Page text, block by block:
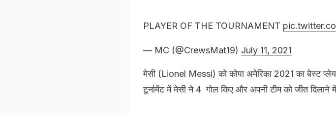
PLAYER OF THE TOURNAMENT
— MC (@CrewsMat19) July 11, 2021
मेसी (Lionel Messi) को कोपा अमेरिका 2021 का बेस्ट
टूर्नामेंट में मेसी ने 4 गोल किए और अपनी टीम को जीत दिलाने